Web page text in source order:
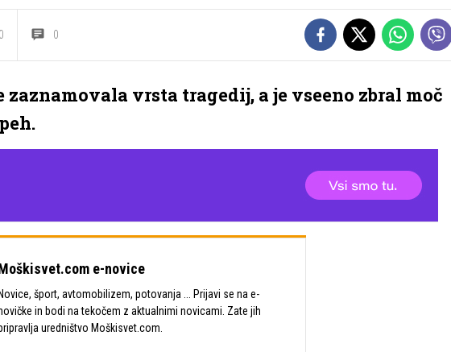
0
vrsta tragedij, a je vseeno zbral moč
e-novice
šport, avtomobilizem, potovanja ... Prijavi se na e-
in bodi na tekočem z aktualnimi novicami. Zate jih
uredništvo Moškisvet.com.